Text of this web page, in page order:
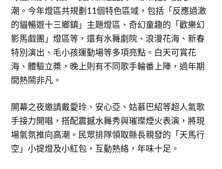
潮。今年燈區共規劃11個特色區域，包括「反應過激
的貓暢遊十三鄉鎮」主題燈區、奇幻童趣的「歡樂幻
影馬戲團」燈區等，還有水舞劇院、浪漫花海、新春
特別演出、毛小孩運動場等多項亮點。白天可賞花
海、體驗立槳，晚上則有不同歌手輪番上陣，過年期
間熱鬧非凡。
開幕之夜邀請戴愛玲、安心亞、姑慕巴紹等超人氣歌
手接力開唱，搭配震撼水舞秀與璀璨煙火表演，將現
場氣氛推向高潮。民眾排隊領取縣長親發的「天馬行
空」小提燈及小紅包，互動熱絡，年味十足。